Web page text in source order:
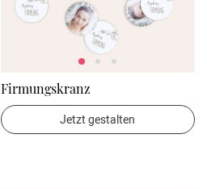
Firmungskranz
Jetzt gestalten